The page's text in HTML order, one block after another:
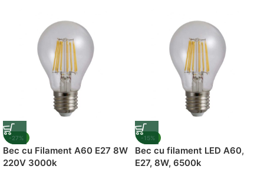
-27%
Bec cu Filament A60 E27 8W
220V 3000k
-15%
Bec cu filament LED A60,
E27, 8W, 6500k